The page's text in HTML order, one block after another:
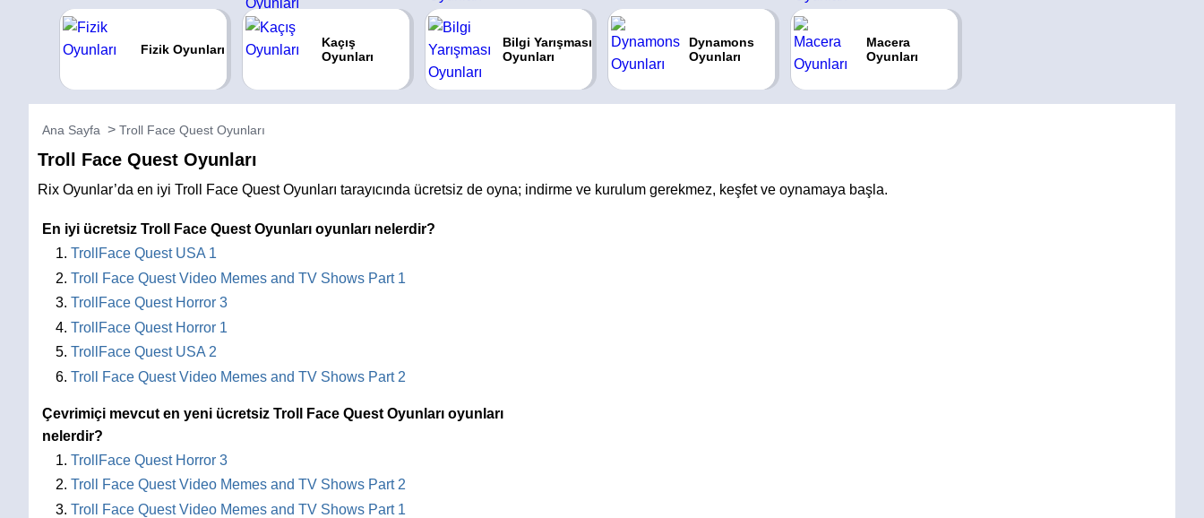
Fizik Oyunları
Kaçış
Oyunları
Bilgi Yarışması
Oyunları
Dynamons
Oyunları
Macera
Oyunları
Ana Sayfa Troll Face Quest Oyunları
Troll Face Quest Oyunları
Rix Oyunlar’da en iyi Troll Face Quest Oyunları tarayıcında ücretsiz de oyna; indirme ve kurulum gerekmez, keşfet ve oynamaya başla.
En iyi ücretsiz Troll Face Quest Oyunları oyunları nelerdir?
TrollFace Quest USA 1
Troll Face Quest Video Memes and TV Shows Part 1
TrollFace Quest Horror 3
TrollFace Quest Horror 1
TrollFace Quest USA 2
Troll Face Quest Video Memes and TV Shows Part 2
Çevrimiçi mevcut en yeni ücretsiz Troll Face Quest Oyunları oyunları
nelerdir?
TrollFace Quest Horror 3
Troll Face Quest Video Memes and TV Shows Part 2
Troll Face Quest Video Memes and TV Shows Part 1